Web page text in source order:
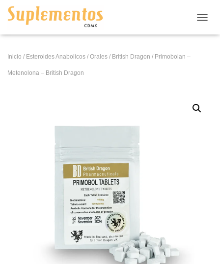
Inicio / Esteroides Anabolicos / Orales / British Dragon / Primobolan –
Metenolona – British Dragon